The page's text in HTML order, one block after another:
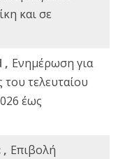
και σε
, Ενημέρωση για
του τελευταίου
έως
, Επιβολή